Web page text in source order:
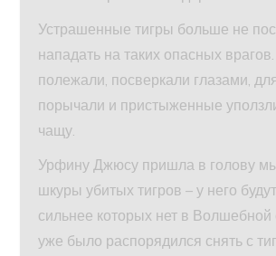
Устрашенные тигры больше не
нападать на таких опасных
полежали, посверкали глазами,
порычали и пристыженные
чащу.
Урфину Джюсу пришла в голову
шкуры убитых тигров – у него
сильнее которых нет в Волшебной
уже было распорядился снять с